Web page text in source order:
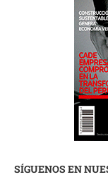
SÍGUENOS EN